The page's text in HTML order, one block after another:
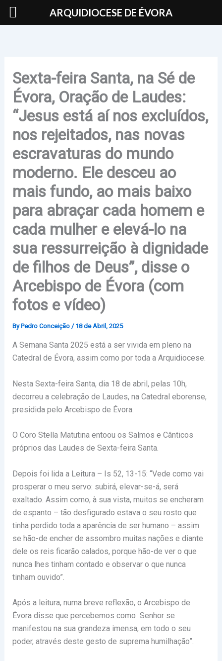
Skip
Sexta-feira Santa, na Sé de
Évora, Oração de Laudes:
“Jesus está aí nos excluídos,
nos rejeitados, nas novas
escravaturas do mundo
moderno. Ele desceu ao
mais fundo, ao mais baixo
para abraçar cada homem e
cada mulher e elevá-lo na
sua ressurreição à dignidade
de filhos de Deus”, disse o
Arcebispo de Évora (com
fotos e vídeo)
By Pedro Conceição / 18 de Abril, 2025
A Semana Santa 2025 está a ser vivida em pleno na
Catedral de Évora, assim como por toda a Arquidiocese.
Nesta Sexta-feira Santa, dia 18 de abril, pelas 10h,
decorreu a celebração de Laudes, na Catedral eborense,
presidida pelo Arcebispo de Évora.
O Coro Stella Matutina entoou os Salmos e Cânticos
próprios das Laudes de Sexta-feira Santa.
Depois foi lida a Leitura – Is 52, 13-15: “Vede como vai
prosperar o meu servo: subirá, elevar-se-á, será
exaltado. Assim como, à sua vista, muitos se encheram
de espanto – tão desfigurado estava o seu rosto que
tinha perdido toda a aparência de ser humano – assim
se hão-de encher de assombro muitas nações e diante
dele os reis ficarão calados, porque hão-de ver o que
nunca lhes tinham contado e observar o que nunca
tinham ouvido”.
Após a leitura, numa breve reflexão, o Arcebispo de
Évora disse que percebemos como Senhor se
manifestou na sua grandeza imensa, em todo o seu
poder, através deste gesto de suprema humilhação”.
ARQUIDIOCESE DE ÉVORA